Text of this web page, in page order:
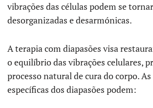
vibrações das células podem se tornar
desorganizadas e desarmónicas.
A terapia com diapasões visa
o equilíbrio das vibrações celulares,
processo natural de cura do corpo.
específicas dos diapasões podem: